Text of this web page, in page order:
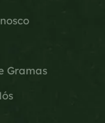
Gramas